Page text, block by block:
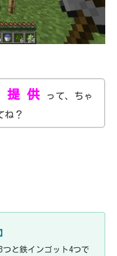
提 供
って、ちゃ
ね？
つと鉄インゴット4つで